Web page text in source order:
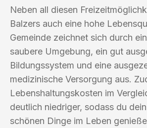
Neben all diesen
Balzers auch eine hohe
Gemeinde zeichnet sich durch
saubere Umgebung, ein gut
Bildungssystem und eine
medizinische Versorgung aus.
Lebenshaltungskosten im
deutlich niedriger, sodass du
schönen Dinge im Leben